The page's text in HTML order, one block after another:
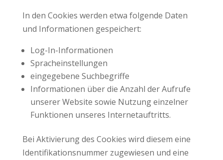
In den Cookies werden etwa folgende Daten
und Informationen gespeichert:
Log-In-Informationen
Spracheinstellungen
eingegebene Suchbegriffe
Informationen über die Anzahl der Aufrufe
unserer Website sowie Nutzung einzelner
Funktionen unseres Internetauftritts.
Bei Aktivierung des Cookies wird diesem eine
Identifikationsnummer zugewiesen und eine